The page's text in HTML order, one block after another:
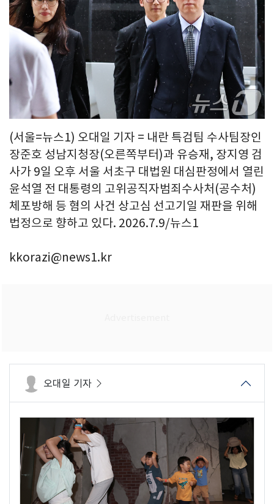
(서울=뉴스1) 오대일 기자 = 내란 특검팀 수사팀장인
장준호 성남지청장(오른쪽부터)과 유승재, 장지영 검
사가 9일 오후 서울 서초구 대법원 대심판정에서 열린
윤석열 전 대통령의 고위공직자범죄수사처(공수처)
체포방해 등 혐의 사건 상고심 선고기일 재판을 위해
법정으로 향하고 있다. 2026.7.9/뉴스1
kkorazi@news1.kr
오대일 기자